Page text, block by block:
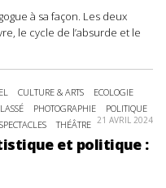
à sa façon. Les deux
le cycle de l’absurde et le
CULTURE & ARTS
ECOLOGIE
PHOTOGRAPHIE
POLITIQUE
SPECTACLES THÉÂTRE 21 AVRIL 2024
et politique :